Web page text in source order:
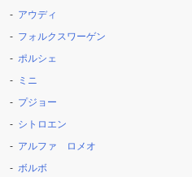
アウディ
フォルクスワーゲン
ポルシェ
ミニ
プジョー
シトロエン
アルファ ロメオ
ボルボ